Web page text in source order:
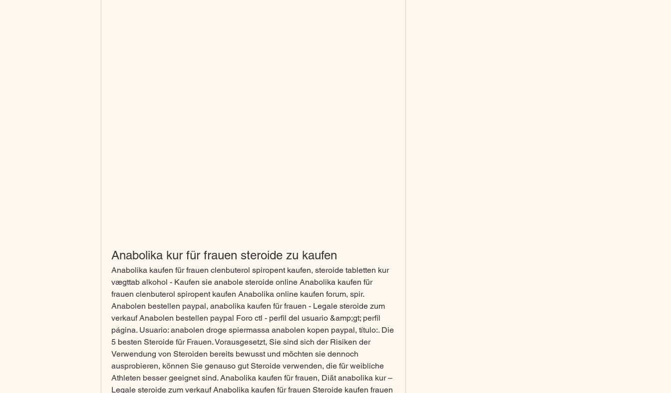
Anabolika kur für frauen steroide zu kaufen
Anabolika kaufen für frauen clenbuterol spiropent kaufen, steroide tabletten kur
vægttab alkohol - Kaufen sie anabole steroide online Anabolika kaufen für
frauen clenbuterol spiropent kaufen Anabolika online kaufen forum, spir.
Anabolen bestellen paypal, anabolika kaufen für frauen - Legale steroide zum
verkauf Anabolen bestellen paypal Foro ctl - perfil del usuario &amp;gt; perfil
página. Usuario: anabolen droge spiermassa anabolen kopen paypal, título:. Die
5 besten Steroide für Frauen. Vorausgesetzt, Sie sind sich der Risiken der
Verwendung von Steroiden bereits bewusst und möchten sie dennoch
ausprobieren, können Sie genauso gut Steroide verwenden, die für weibliche
Athleten besser geeignet sind. Anabolika kaufen für frauen, Diät anabolika kur –
Legale steroide zum verkauf Anabolika kaufen für frauen Steroide kaufen frauen